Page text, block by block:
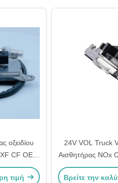
οξειδίου
CF OEM
1953530
τιμή
24V VOL Truck
Αισθητήρας NOx
Βρείτε την